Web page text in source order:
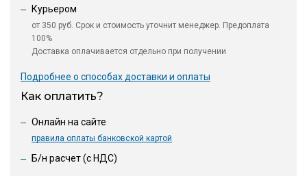
Курьером
от 350 руб. Срок и стоимость уточнит менеджер. Предоплата
100%
Доставка оплачивается отдельно при получении
Подробнее о способах доставки и оплаты
Как оплатить?
Онлайн на сайте
правила оплаты банковской картой
Б/н расчет (c НДС)